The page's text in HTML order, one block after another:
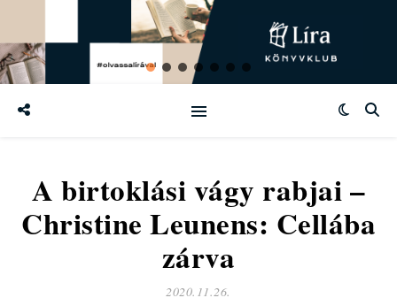
A birtoklási vágy rabjai –
Christine Leunens: Cellába
zárva
2020.11.26.